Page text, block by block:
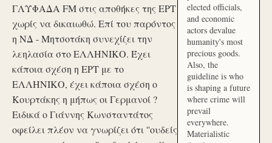
ΓΛΥΦΑΔΑ FM στις αποθήκες της ΕΡΤ
χωρίς να δικαιωθώ. Επί του παρόντος
η ΝΔ - Μητσοτάκη συνεχίζει την
λεηλασία στο ΕΛΛΗΝΙΚΟ. Έχει
κάποια σχέση η ΕΡΤ με το
ΕΛΛΗΝΙΚΟ, έχει κάποια σχέση ο
Κουρτάκης η μήπως οι Γερμανοί ?
Ειδικά ο Γιάννης Κωνσταντάτος
οφείλει πλέον να γνωρίζει ότι ''ουδείς
elected officials,
and economic
actors devalue
humanity's most
precious goods.
Also, the
guideline is who
is shaping a future
where crime will
prevail
everywhere.
Materialistic